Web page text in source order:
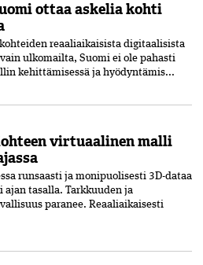
ottaa askelia kohti
reaaliaikaisista digitaalisista
ulkomailta, Suomi ei ole pahasti
kehittämisessä ja hyödyntämis...
virtuaalinen malli
runsaasti ja monipuolisesti 3D-dataa
ajan tasalla. Tarkkuuden ja
paranee. Reaaliaikaisesti